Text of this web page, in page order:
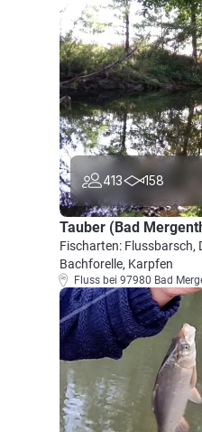
413 158
Tauber (Bad
Fischarten: Flussbarsch,
Bachforelle, Karpfen
Fluss bei 97980 Bad